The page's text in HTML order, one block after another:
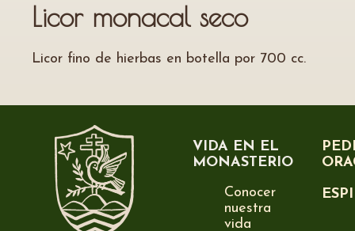
Licor monacal seco
Licor fino de hierbas en botella por 700 cc.
VIDA EN EL
MONASTERIO
Conocer
nuestra
vida